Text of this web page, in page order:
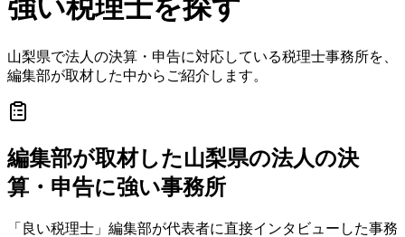
強い税理士を探す
山梨県で法人の決算・申告に対応している税理士事務所を、
編集部が取材した中からご紹介します。
編集部が取材した山梨県の法人の決
算・申告に強い事務所
「良い税理士」編集部が代表者に直接インタビューした事務